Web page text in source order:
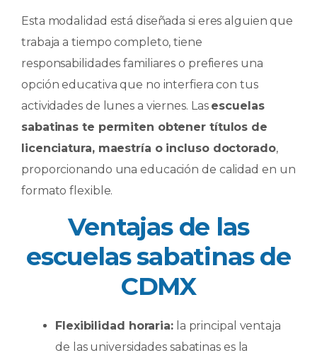
Esta modalidad está diseñada si eres alguien que
trabaja a tiempo completo, tiene
responsabilidades familiares o prefieres una
opción educativa que no interfiera con tus
actividades de lunes a viernes. Las escuelas
sabatinas te permiten obtener títulos de
licenciatura, maestría o incluso doctorado,
proporcionando una educación de calidad en un
formato flexible.
Ventajas de las
escuelas sabatinas de
CDMX
Flexibilidad horaria:la principal ventaja
de las universidades sabatinas es la